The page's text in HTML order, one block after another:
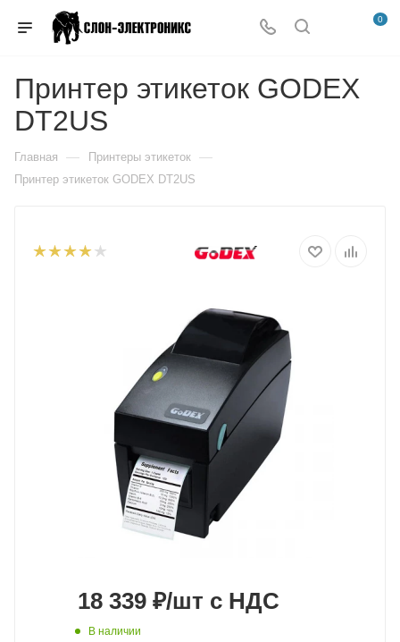
0
Принтер этикеток GODEX
DT2US
Главная — Принтеры этикеток —
Принтер этикеток GODEX DT2US
18 339 ₽/шт с НДС
В наличии